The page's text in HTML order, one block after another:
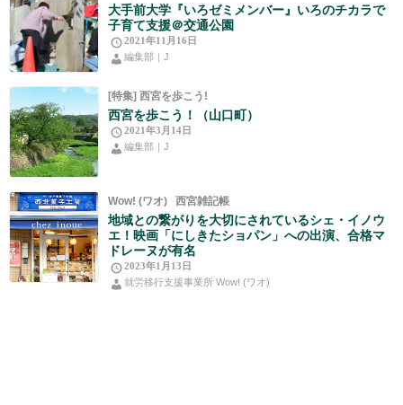
大手前大学『いろゼミメンバー』いろのチカラで
子育て支援＠交通公園
2021年11月16日
編集部｜J
[特集] 西宮を歩こう!
西宮を歩こう！（山口町）
2021年3月14日
編集部｜J
Wow! (ワオ) 西宮雑記帳
地域との繋がりを大切にされているシェ・イノウ
エ！映画「にしきたショパン」への出演、合格マ
ドレーヌが有名
2023年1月13日
就労移行支援事業所 Wow! (ワオ)